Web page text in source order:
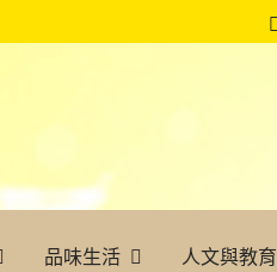
品味生活 人文與教育